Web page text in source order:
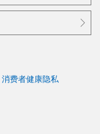
消费者健康隐私